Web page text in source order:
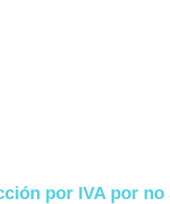
por IVA por